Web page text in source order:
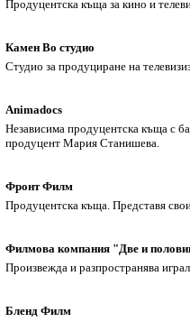
Продуцентска къща за кино и
Камен Во студио
Студио за продуциране на
Animadocs
Независима продуцентска къща с
продуцент Мария Станишева.
Фронт Филм
Продуцентска къща. Представя
Филмова компания "Две и
Произвежда и разпространява
Бленд Филм